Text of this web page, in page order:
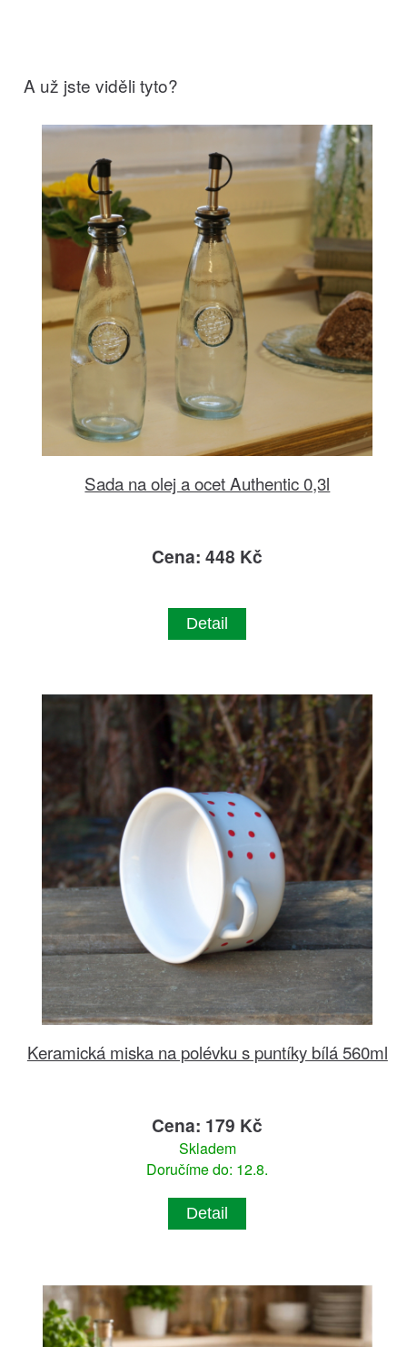
A už jste viděli tyto?
Sada na olej a ocet Authentic 0,3l
Cena: 448 Kč
Detail
Keramická miska na polévku s puntíky bílá 560ml
Cena: 179 Kč
Skladem
Doručíme do: 12.8.
Detail